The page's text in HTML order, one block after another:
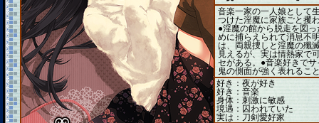
音楽一家の一人娘として
つけた淫魔に家族ごと攫
●淫魔の館から脱走を図
めに捕らえられて消息不
は、両親捜しと淫魔の殲
見えるが、実は情熱家で
セがある。●音楽好きで
鬼の側面が強く表れるこ
好き：夜が好き
好き：音楽
身体：刺激に敏感
境遇：囚われていた
実は：刀剣愛好家